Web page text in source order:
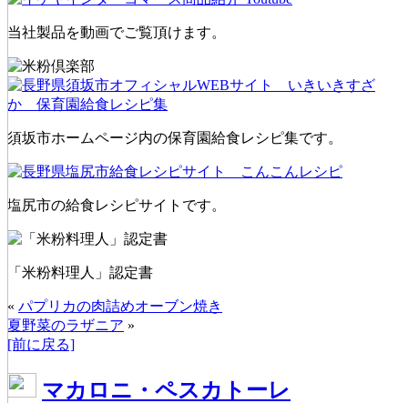
当社製品を動画でご覧頂けます。
須坂市ホームページ内の保育園給食レシピ集です。
塩尻市の給食レシピサイトです。
「米粉料理人」認定書
« パプリカの肉詰めオーブン焼き
夏野菜のラザニア »
[前に戻る]
マカロニ・ペスカトーレ